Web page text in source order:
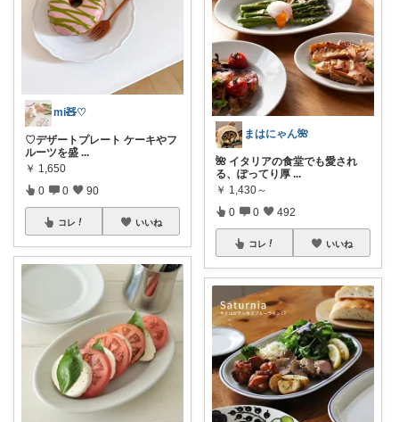
mi🧸♡
♡デザートプレート ケーキやフ
ルーツを盛 ...
￥ 1,650
0 0 90
コレ いいね
まはにゃん🌺
🌺 イタリアの食堂でも愛され
る、ぽってり厚 ...
￥ 1,430～
0 0 492
コレ いいね